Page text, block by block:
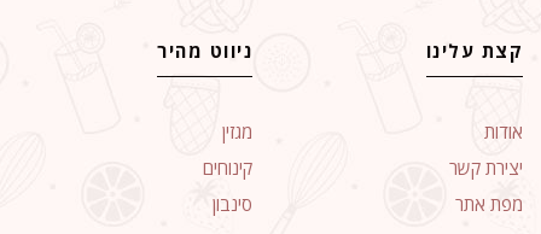
קצת עלינו
אודות
יצירת קשר
מפת אתר
ניווט מהיר
מגזין
קינוחים
סינבון